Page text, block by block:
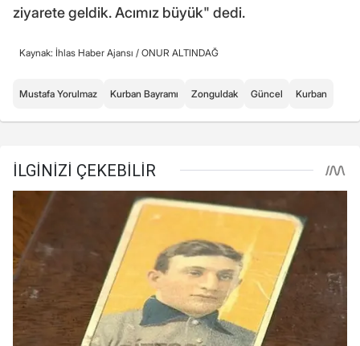
ziyarete geldik. Acımız büyük" dedi.
Kaynak: İhlas Haber Ajansı / ONUR ALTINDAĞ
Mustafa Yorulmaz Kurban Bayramı Zonguldak Güncel Kurban